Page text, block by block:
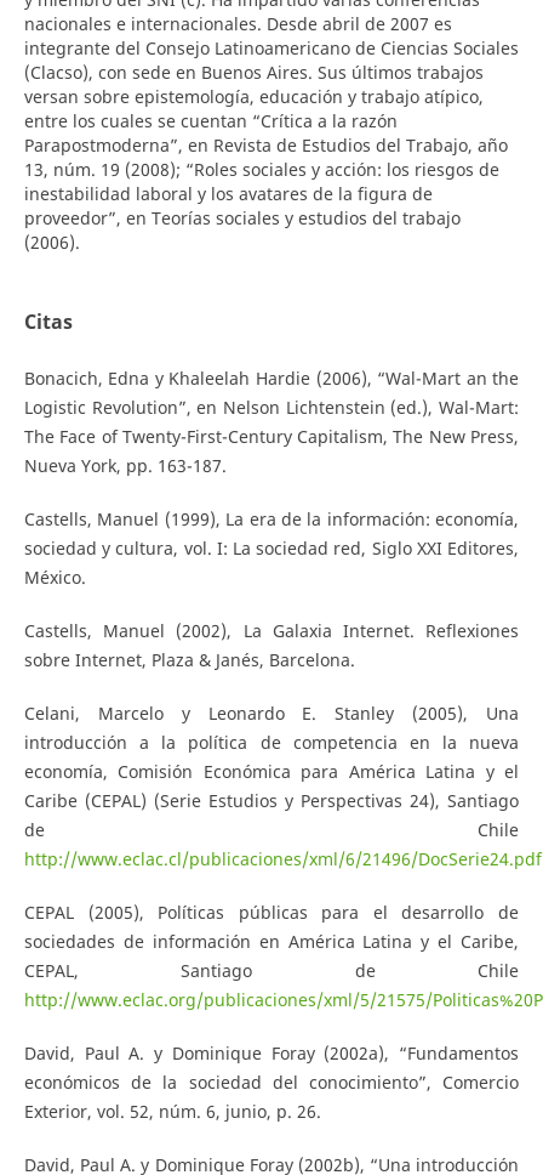
nacionales e internacionales. Desde abril de 2007 es
integrante del Consejo Latinoamericano de Ciencias Sociales
(Clacso), con sede en Buenos Aires. Sus últimos trabajos
versan sobre epistemología, educación y trabajo atípico,
entre los cuales se cuentan “Crítica a la razón
Parapostmoderna”, en Revista de Estudios del Trabajo, año
13, núm. 19 (2008); “Roles sociales y acción: los riesgos de
inestabilidad laboral y los avatares de la figura de
proveedor”, en Teorías sociales y estudios del trabajo
(2006).
Citas
Bonacich, Edna y Khaleelah Hardie (2006), “Wal-Mart an the
Logistic Revolution”, en Nelson Lichtenstein (ed.), Wal-Mart:
The Face of Twenty-First-Century Capitalism, The New Press,
Nueva York, pp. 163-187.
Castells, Manuel (1999), La era de la información: economía,
sociedad y cultura, vol. I: La sociedad red, Siglo XXI Editores,
México.
Castells, Manuel (2002), La Galaxia Internet. Reflexiones
sobre Internet, Plaza & Janés, Barcelona.
Celani, Marcelo y Leonardo E. Stanley (2005), Una
introducción a la política de competencia en la nueva
economía, Comisión Económica para América Latina y el
Caribe (CEPAL) (Serie Estudios y Perspectivas 24), Santiago
de Chile
http://www.eclac.cl/publicaciones/xml/6/21496/DocSerie24.pdf
CEPAL (2005), Políticas públicas para el desarrollo de
sociedades de información en América Latina y el Caribe,
CEPAL, Santiago de Chile
http://www.eclac.org/publicaciones/xml/5/21575/
David, Paul A. y Dominique Foray (2002a), “Fundamentos
económicos de la sociedad del conocimiento”, Comercio
Exterior, vol. 52, núm. 6, junio, p. 26.
David, Paul A. y Dominique Foray (2002b), “Una introducción